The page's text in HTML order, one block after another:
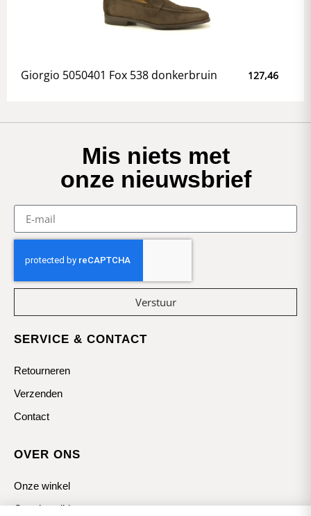
Giorgio 5050401 Fox 538 donkerbruin 127,46
Mis niets met
onze nieuwsbrief
Verstuur
SERVICE & CONTACT
Retourneren
Verzenden
Contact
OVER ONS
Onze winkel
Openingstijden